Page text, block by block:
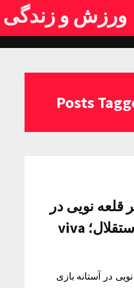
ورزش و زندگی
Posts
نویی در
آستانه بازی با استقلال؛ viva
در آستانه بازی